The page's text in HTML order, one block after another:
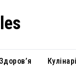
Здоров’я